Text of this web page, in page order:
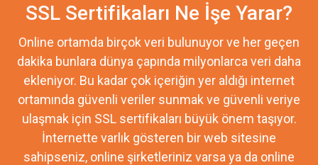
SSL Sertifikaları Ne İşe Yarar?
Online ortamda birçok veri bulunuyor ve her geçen
dakika bunlara dünya çapında milyonlarca veri daha
ekleniyor. Bu kadar çok içeriğin yer aldığı internet
ortamında güvenli veriler sunmak ve güvenli veriye
ulaşmak için SSL sertifikaları büyük önem taşıyor.
İnternette varlık gösteren bir web sitesine
sahipseniz, online şirketleriniz varsa ya da online